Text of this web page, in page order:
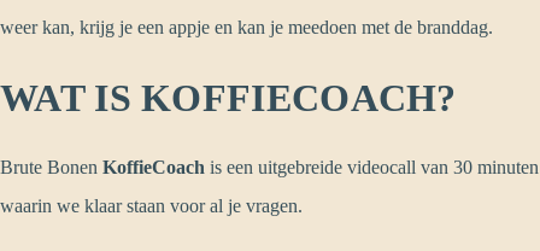
weer kan, krijg je een appje en kan je meedoen met de branddag.
WAT IS KOFFIECOACH?
Brute Bonen KoffieCoach is een uitgebreide videocall van 30 minuten
waarin we klaar staan voor al je vragen.